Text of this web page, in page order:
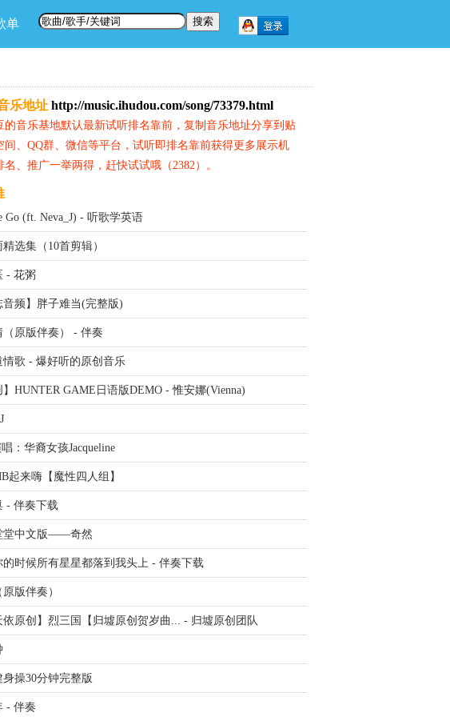
单
乐地址 http://music.ihudou.com/song/73379.html
的音乐基地默认最新试听排名靠前，复制音乐地址分享到贴
间、QQ群、微信等平台，试听即排名靠前获得更多展示机
名、推广一举两得，赶快试试哦（2382）。
Go (ft. Neva_J) - 听歌学英语
选集（10首剪辑）
- 花粥
音频】胖子难当(完整版)
（原版伴奏） - 伴奏
情歌 - 爆好听的原创音乐
】HUNTER GAME日语版DEMO - 惟安娜(Vienna)
：华裔女孩Jacqueline
起来嗨【魔性四人组】
- 伴奏下载
堂中文版——奇然
的时候所有星星都落到我头上 - 伴奏下载
版伴奏）
依原创】烈三国【归墟原创贺岁曲... - 归墟原创团队
身操30分钟完整版
- 伴奏